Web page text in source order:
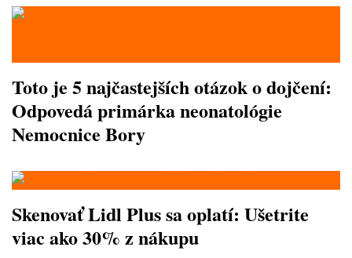
Toto je 5 najčastejších otázok o dojčení:
Odpovedá primárka neonatológie
Nemocnice Bory
Skenovať Lidl Plus sa oplatí: Ušetrite
viac ako 30% z nákupu